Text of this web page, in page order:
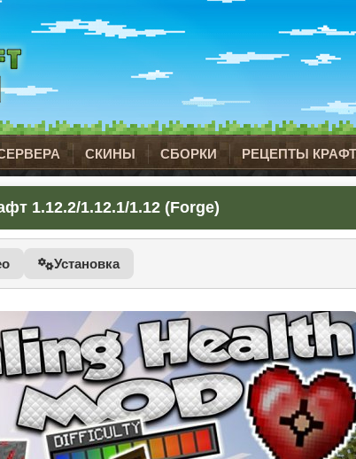
СКИНЫ СБОРКИ РЕЦЕПТЫ
1.12.2/1.12.1/1.12 (Forge)
Установка